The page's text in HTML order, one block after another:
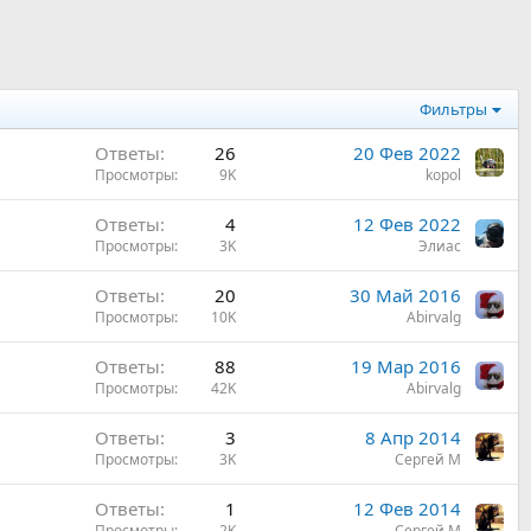
Фильтры
Ответы 26
Просмотры 9K
20 Фев 2022
kopol
Ответы 4
Просмотры 3K
12 Фев 2022
Элиас
Ответы 20
Просмотры 10K
30 Май 2016
Abirvalg
Ответы 88
Просмотры 42K
19 Мар 2016
Abirvalg
Ответы 3
Просмотры 3K
8 Апр 2014
Сергей М
Ответы 1 12 Фев 2014